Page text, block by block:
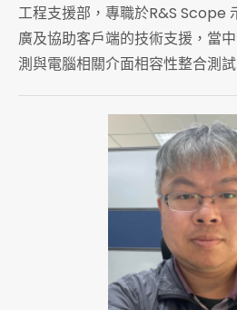
工程支援部，專職於R&S Scope
廣及協助客戶端的技術支援，當
測與電腦相關介面相容性整合測試